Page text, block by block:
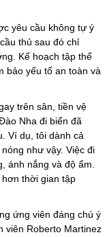
yêu cầu không tự ý
thủ sau đó chỉ
Kế hoạch tập thể
bảo yếu tố an toàn và
trên sân, tiền vệ
Nha đi biển đã
Ví dụ, tôi dành cả
như vậy. Việc đi
ánh nắng và độ ẩm.
thời gian tập
ứng viên đáng chú ý
viên Roberto Martinez